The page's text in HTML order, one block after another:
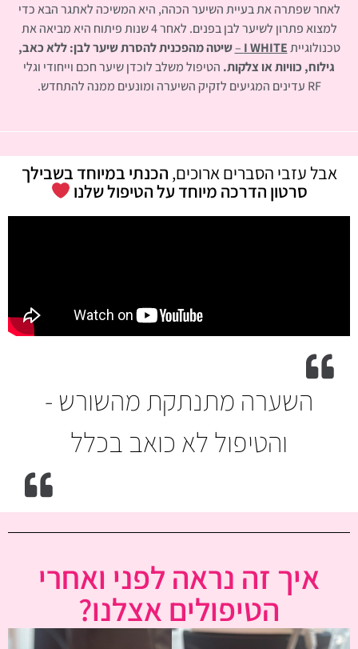
לאחר שפתרה את בעיית השיער הכהה, היא המשיכה לאתגר הבא כדי
למצוא פתרון לשיער לבן בפנים. לאחר 4 שנות פיתוח היא מביאה את
טכנולוגייתI WHITE
–שיטה מהפכנית להסרת שיער לבן: ללא כאב,
גילוח, כוויות או צלקות. הטיפול משלב לוכדן שיער חכם וייחודי וגלי
RF עדינים המגיעים לזקיק השיערה ומונעים ממנה להתחדש.
אבל עזבי הסברים ארוכים, הכנתי במיוחד בשבילך
סרטון הדרכה מיוחד על הטיפול שלנו
השערה מתנתקת מהשורש -
והטיפול לא כואב בכלל
איך זה נראה לפני ואחרי
הטיפולים אצלנו?